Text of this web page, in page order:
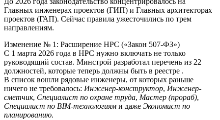
Главных инженерах проектов (ГИП) и Главных архитекторах
проектов (ГАП). Сейчас правила ужесточились по трем
направлениям.
Изменение № 1: Расширение НРС («Закон 507-ФЗ»)
С 1 марта 2026 года в НРС нужно включать не только
руководящий состав. Минстрой разработал перечень из 22
должностей, которые теперь должны быть в реестре .
В список вошли рядовые инженеры, от которых раньше
ничего не требовалось: Инженер-конструктор, Инженер-
сметчик, Специалист по охране труда, Мастер (прораб),
Специалист по BIM-технологиям и даже Экономист по
планированию.